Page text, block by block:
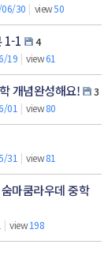
30 | view50
1-1
4
19 | view61
개념완성해요!
3
01 | view80
31 | view81
마쿰라우데 중학
| view198